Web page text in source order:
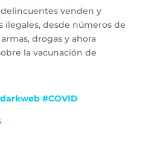
venden y
ilegales, desde números de
drogas y ahora
la vacunación de
#COVID